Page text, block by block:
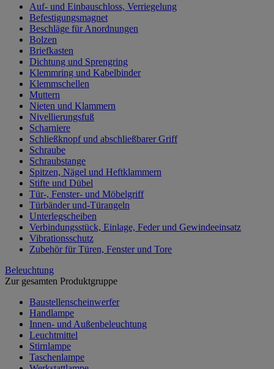
Auf- und Einbauschloss, Verriegelung
Befestigungsmagnet
Beschläge für Anordnungen
Bolzen
Briefkasten
Dichtung und Sprengring
Klemmring und Kabelbinder
Klemmschellen
Muttern
Nieten und Klammern
Nivellierungsfuß
Scharniere
Schließknopf und abschließbarer Griff
Schraube
Schraubstange
Spitzen, Nägel und Heftklammern
Stifte und Dübel
Tür-, Fenster- und Möbelgriff
Türbänder und-Türangeln
Unterlegscheiben
Verbindungsstück, Einlage, Feder und Gewindeeinsatz
Vibrationsschutz
Zubehör für Türen, Fenster und Tore
Beleuchtung
Zur gesamten Produktgruppe
Baustellenscheinwerfer
Handlampe
Innen- und Außenbeleuchtung
Leuchtmittel
Stirnlampe
Taschenlampe